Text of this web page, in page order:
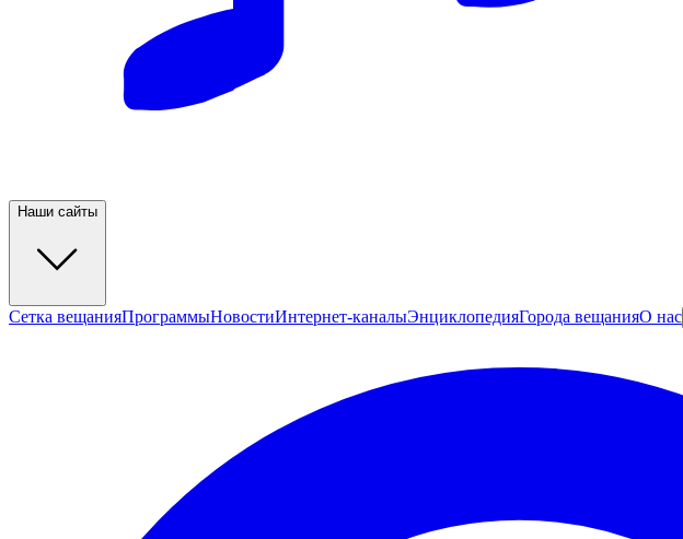
Наши сайты
Сетка вещанияПрограммыНовостиИнтернет-каналыЭнциклопедияГорода вещанияО нас